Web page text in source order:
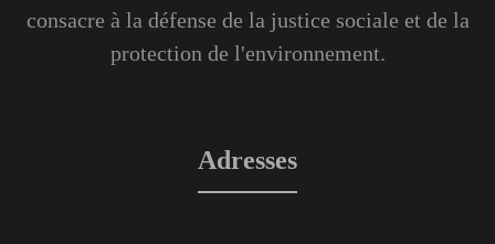
consacre à la défense de la justice sociale et de la
protection de l'environnement.
Adresses